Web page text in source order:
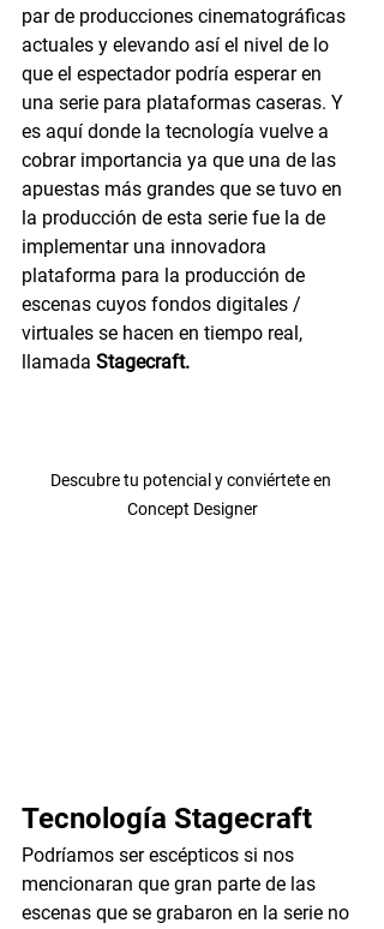
par de producciones cinematográficas
actuales y elevando así el nivel de lo
que el espectador podría esperar en
una serie para plataformas caseras. Y
es aquí donde la tecnología vuelve a
cobrar importancia ya que una de las
apuestas más grandes que se tuvo en
la producción de esta serie fue la de
implementar una innovadora
plataforma para la producción de
escenas cuyos fondos digitales /
virtuales se hacen en tiempo real,
llamada Stagecraft.
Descubre tu potencial y conviértete en
Concept Designer
Tecnología Stagecraft
Podríamos ser escépticos si nos
mencionaran que gran parte de las
escenas que se grabaron en la serie no